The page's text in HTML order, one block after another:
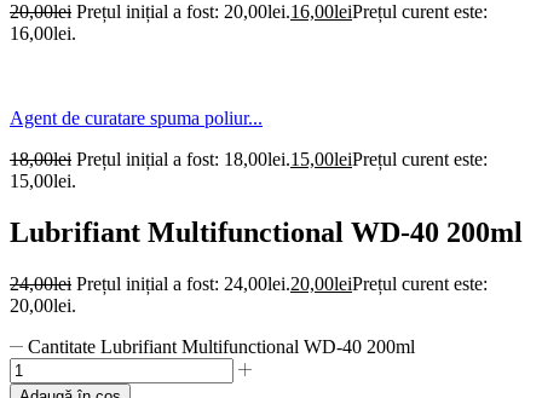
20,00lei Prețul inițial a fost: 20,00lei.16,00leiPrețul curent este:
16,00lei.
Agent de curatare spuma poliur...
18,00lei Prețul inițial a fost: 18,00lei.15,00leiPrețul curent este:
15,00lei.
Lubrifiant Multifunctional WD-40 200ml
24,00lei Prețul inițial a fost: 24,00lei.20,00leiPrețul curent este:
20,00lei.
Cantitate Lubrifiant Multifunctional WD-40 200ml